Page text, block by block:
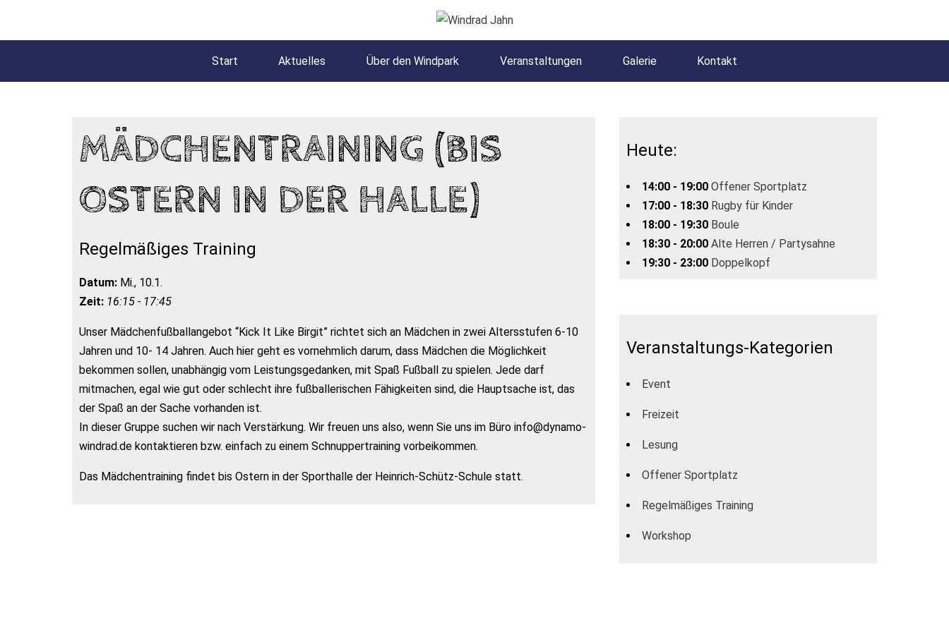
Start Aktuelles Über den Windpark Veranstaltungen Galerie Kontakt
MÄDCHENTRAINING (BIS
OSTERN IN DER HALLE)
Regelmäßiges Training
Datum: Mi., 10.1.
Zeit: 16:15 - 17:45
Unser Mädchenfußballangebot “Kick It Like Birgit” richtet sich an Mädchen in zwei Altersstufen 6-10
Jahren und 10- 14 Jahren. Auch hier geht es vornehmlich darum, dass Mädchen die Möglichkeit
bekommen sollen, unabhängig vom Leistungsgedanken, mit Spaß Fußball zu spielen. Jede darf
mitmachen, egal wie gut oder schlecht ihre fußballerischen Fähigkeiten sind, die Hauptsache ist, das
der Spaß an der Sache vorhanden ist.
In dieser Gruppe suchen wir nach Verstärkung. Wir freuen uns also, wenn Sie uns im Büro info@dynamo-
windrad.de kontaktieren bzw. einfach zu einem Schnuppertraining vorbeikommen.
Das Mädchentraining findet bis Ostern in der Sporthalle der Heinrich-Schütz-Schule statt.
Heute:
14:00 - 19:00 Offener Sportplatz
17:00 - 18:30 Rugby für Kinder
18:00 - 19:30 Boule
18:30 - 20:00 Alte Herren / Partysahne
19:30 - 23:00 Doppelkopf
Veranstaltungs-Kategorien
Event
Freizeit
Lesung
Offener Sportplatz
Regelmäßiges Training
Workshop